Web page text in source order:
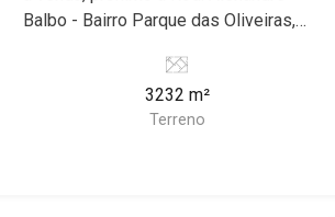
Balbo - Bairro Parque das Oliveiras,
características deste imóvel que a
Martinelli Imobiliária selecionou para
3232 m²
Terreno